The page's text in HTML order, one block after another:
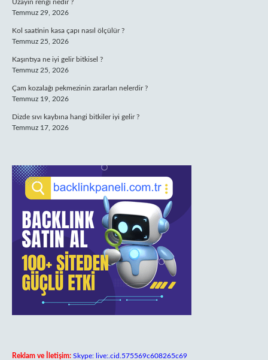
Uzayın rengi nedir ?
Temmuz 29, 2026
Kol saatinin kasa çapı nasıl ölçülür ?
Temmuz 25, 2026
Kaşıntıya ne iyi gelir bitkisel ?
Temmuz 25, 2026
Çam kozalağı pekmezinin zararları nelerdir ?
Temmuz 19, 2026
Dizde sıvı kaybına hangi bitkiler iyi gelir ?
Temmuz 17, 2026
Reklam ve İletişim: Skype: live:.cid.575569c608265c69